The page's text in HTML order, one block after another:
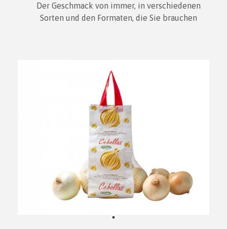
Der Geschmack von immer, in verschiedenen
Sorten und den Formaten, die Sie brauchen